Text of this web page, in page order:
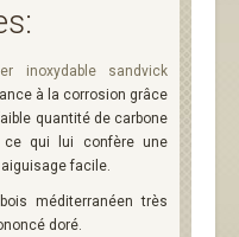
inoxydable sandvick
à la corrosion grâce
quantité de carbone
ce qui lui confère une
facile.
méditerranéen très
doré.